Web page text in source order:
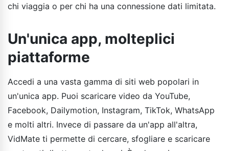
chi viaggia o per chi ha una connessione dati limitata.
Un'unica app, molteplici
piattaforme
Accedi a una vasta gamma di siti web popolari in
un'unica app. Puoi scaricare video da YouTube,
Facebook, Dailymotion, Instagram, TikTok, WhatsApp
e molti altri. Invece di passare da un'app all'altra,
VidMate ti permette di cercare, sfogliare e scaricare